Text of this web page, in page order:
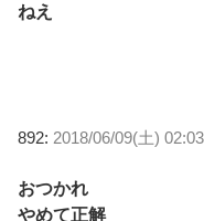
ねえ
892: 2018/06/09(土)
おつかれ
やめて正解